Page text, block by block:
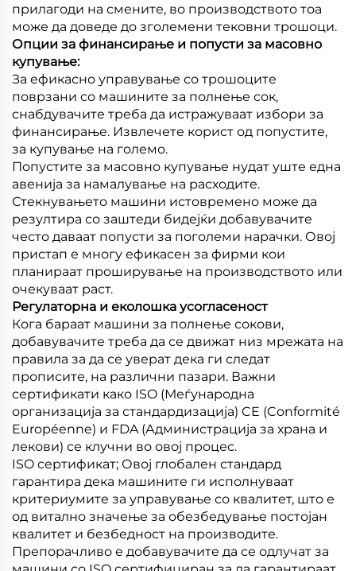
прилагоди на смените, во производството тоа
може да доведе до зголемени тековни трошоци.
Опции за финансирање и попусти за масовно
купување:
За ефикасно управување со трошоците
поврзани со машините за полнење сок,
снабдувачите треба да истражуваат избори за
финансирање. Извлечете корист од попустите,
за купување на големо.
Попустите за масовно купување нудат уште една
авенија за намалување на расходите.
Стекнувањето машини истовремено може да
резултира со заштеди бидејќи добавувачите
често даваат попусти за поголеми нарачки. Овој
пристап е многу ефикасен за фирми кои
планираат проширување на производството или
очекуваат раст.
Регулаторна и еколошка усогласеност
Кога бараат машини за полнење сокови,
добавувачите треба да се движат низ мрежата на
правила за да се уверат дека ги следат
прописите, на различни пазари. Важни
сертификати како ISO (Меѓународна
организација за стандардизација) CE (Conformité
Européenne) и FDA (Администрација за храна и
лекови) се клучни во овој процес.
ISO сертификат; Овој глобален стандард
гарантира дека машините ги исполнуваат
критериумите за управување со квалитет, што е
од витално значење за обезбедување постојан
квалитет и безбедност на производите.
Препорачливо е добавувачите да се одлучат за